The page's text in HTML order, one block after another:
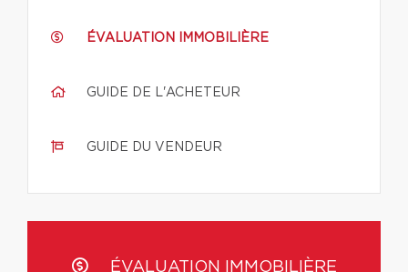
ÉVALUATION IMMOBILIÈRE
GUIDE DE L'ACHETEUR
GUIDE DU VENDEUR
ÉVALUATION IMMOBILIÈRE